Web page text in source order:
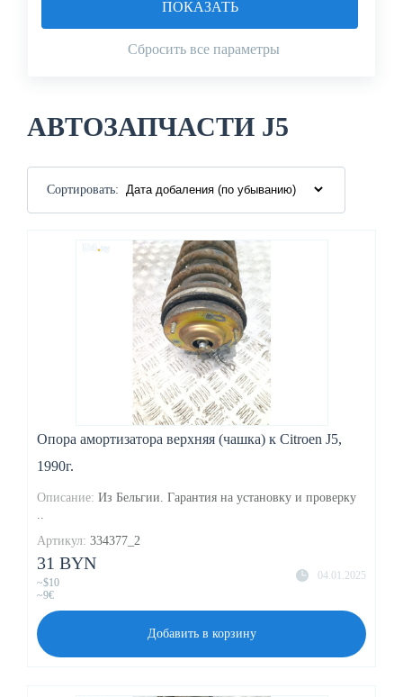
Сбросить все параметры
ПОКАЗАТЬ
АВТОЗАПЧАСТИ J5
Сортировать:
Опора амортизатора верхняя (чашка) к Citroen J5,
1990г.
Описание: Из Бельгии. Гарантия на установку и проверку
Артикул: 334377_2
04.01.2025
31 BYN
~$10
~9€
Добавить в корзину